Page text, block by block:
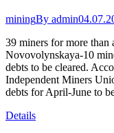
miningBy admin
39 miners for more than
Novovolynskaya-10
debts to be cleared.
Independent Miners
debts for April-June to
Details